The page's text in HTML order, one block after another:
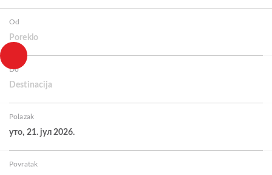
Od
Poreklo
Do
Destinacija
Polazak
уто, 21. јул 2026.
Povratak